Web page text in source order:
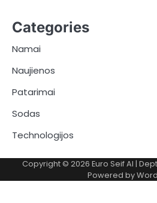
Categories
Namai
Naujienos
Patarimai
Sodas
Technologijos
Copyright © 2026 Euro Seif AI |
Powered by